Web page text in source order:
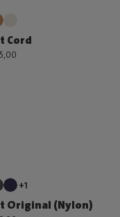
Cord
+1
Original (Nylon)